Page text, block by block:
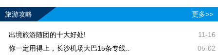
旅游攻略 更多>>
出境旅游随团的十大好处!
11-16
你一定用得上，长沙机场大巴15条专线..
05-02